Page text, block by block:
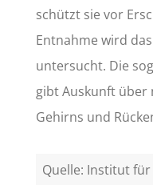
schützt sie vor
Entnahme wird
untersucht. Die
gibt Auskunft über
Gehirns und
Quelle: Institut